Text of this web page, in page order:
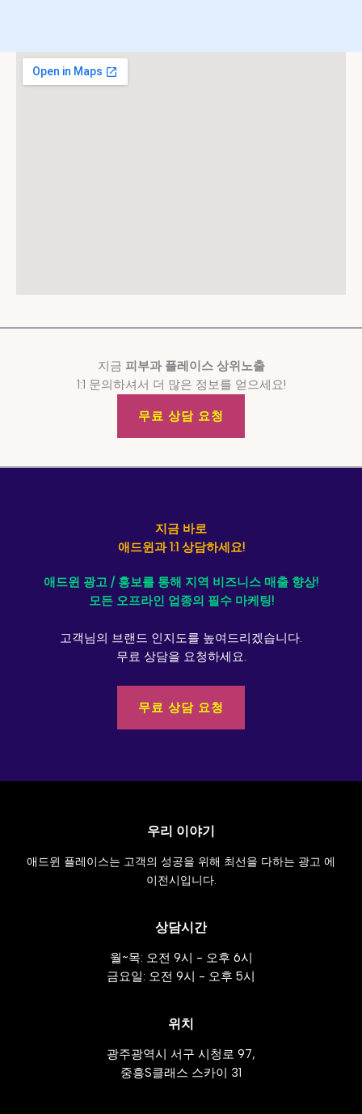
지금 피부과 플레이스 상위노출
1:1 문의하셔서 더 많은 정보를 얻으세요!
무료 상담 요청
지금 바로
애드윈과 1:1 상담하세요!
애드윈 광고 / 홍보를 통해 지역 비즈니스 매출 향상!
모든 오프라인 업종의 필수 마케팅!
고객님의 브랜드 인지도를 높여드리겠습니다.
무료 상담을 요청하세요.
무료 상담 요청
우리 이야기
애드윈 플레이스는 고객의 성공을 위해 최선을 다하는 광고 에
이전시입니다.
상담시간
월~목: 오전 9시 - 오후 6시
금요일: 오전 9시 - 오후 5시
위치
광주광역시 서구 시청로 97,
중흥S클래스 스카이 31